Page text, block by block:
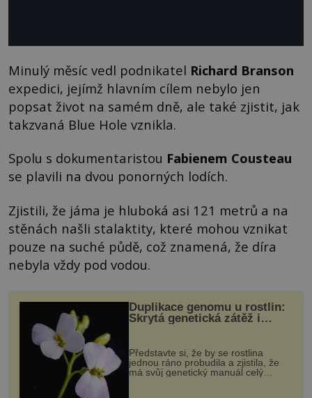
Minulý měsíc vedl podnikatel Richard Branson
expedici, jejímž hlavním cílem nebylo jen
popsat život na samém dně, ale také zjistit, jak
takzvaná Blue Hole vznikla.
Spolu s dokumentaristou Fabienem Cousteau
se plavili na dvou ponorných lodích.
Zjistili, že jáma je hluboká asi 121 metrů a na
stěnách našli stalaktity, které mohou vznikat
pouze na suché půdě, což znamená, že díra
nebyla vždy pod vodou.
Duplikace genomu u rostlin:
Skrytá genetická zátěž i
Představte si, že by se rostlina
jednou ráno probudila a zjistila, že
má svůj genetický manuál celý